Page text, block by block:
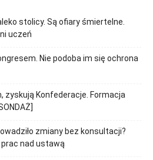
stolicy. Są ofiary śmiertelne.
uczeń
Nie podoba im się ochrona
zyskują Konfederacje. Formacja
zmiany bez konsultacji?
nad ustawą